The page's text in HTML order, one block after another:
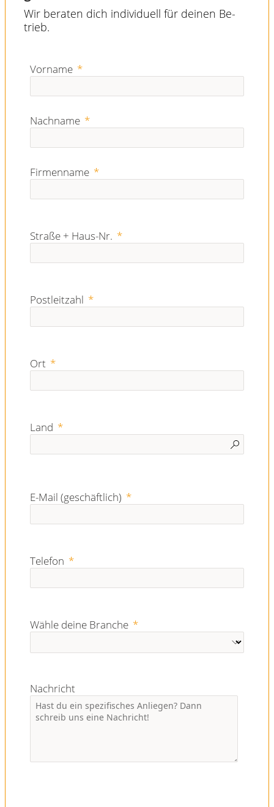
Wir beraten dich individuell für deinen Be­
trieb.
Vorname
Nachname
Firmenname
Straße + Haus-Nr.
Postleitzahl
Ort
Land
E-Mail (geschäftlich)
Telefon
Wähle deine Branche
Nachricht